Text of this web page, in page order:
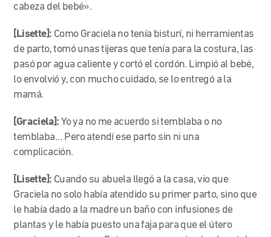
cabeza del bebé».
[Lisette]: Como Graciela no tenía bisturí, ni herramientas
de parto, tomó unas tijeras que tenía para la costura, las
pasó por agua caliente y cortó el cordón. Limpió al bebé,
lo envolvió y, con mucho cuidado, se lo entregó a la
mamá.
[Graciela]: Yo ya no me acuerdo si temblaba o no
temblaba… Pero atendí ese parto sin ni una
complicación.
[Lisette]: Cuando su abuela llegó a la casa, vio que
Graciela no solo había atendido su primer parto, sino que
le había dado a la madre un baño con infusiones de
plantas y le había puesto una faja para que el útero